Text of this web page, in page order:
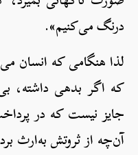
درنگ می‌کنیم».
لذا هنگامی که انسان
که اگر بدهی داشته،
جایز نیست که در
آن‌چه از ثروتش به‌ارث